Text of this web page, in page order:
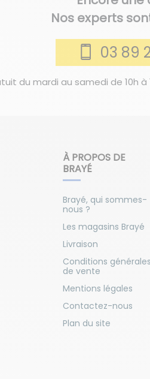
Nos experts
03 89
du mardi au samedi de 10h à
À PROPOS DE
BRAYÉ
Brayé, qui sommes-
nous ?
Les magasins Brayé
Livraison
Conditions générales
de vente
Mentions légales
Contactez-nous
Plan du site